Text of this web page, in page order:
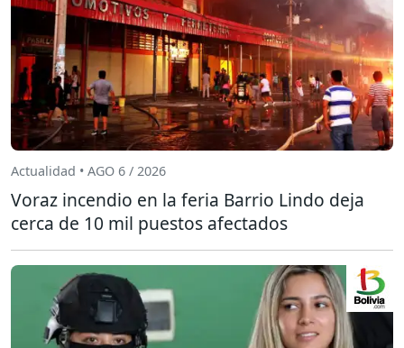
Actualidad • AGO 6 / 2026
Voraz incendio en la feria Barrio Lindo deja
cerca de 10 mil puestos afectados